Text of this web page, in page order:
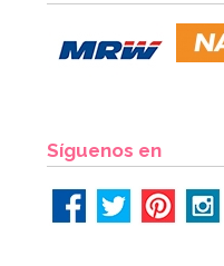
Síguenos en